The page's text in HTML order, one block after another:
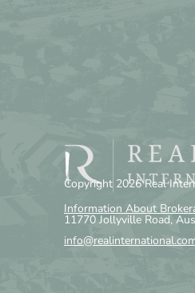
Copyright 2026 Real
Information About
11770 Jollyville Road,